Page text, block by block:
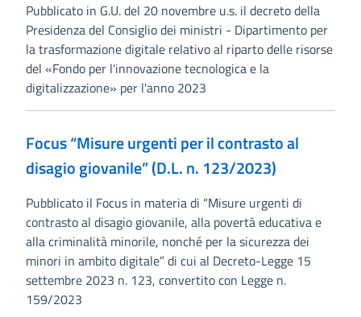
Pubblicato in G.U. del 20 novembre u.s. il decreto della
Presidenza del Consiglio dei ministri - Dipartimento per
la trasformazione digitale relativo al riparto delle risorse
del «Fondo per l'innovazione tecnologica e la
digitalizzazione» per l'anno 2023
Focus “Misure urgenti per il contrasto al
disagio giovanile” (D.L. n. 123/2023)
Pubblicato il Focus in materia di “Misure urgenti di
contrasto al disagio giovanile, alla povertà educativa e
alla criminalità minorile, nonché per la sicurezza dei
minori in ambito digitale” di cui al Decreto-Legge 15
settembre 2023 n. 123, convertito con Legge n.
159/2023